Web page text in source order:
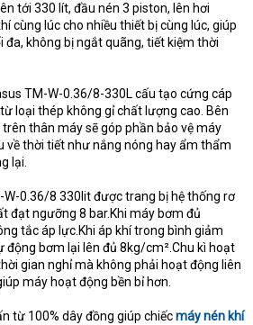
tới 330 lít, đầu nén 3 piston, lên hơi
cùng lúc cho nhiều thiết bị cùng lúc, giúp
đa, không bị ngắt quãng, tiết kiệm thời
TM-W-0.36/8-330L cấu tạo cứng cáp
loại thép không gỉ chất lượng cao. Bên
thân máy sẽ góp phần bảo vệ máy
về thời tiết như nắng nóng hay ẩm thẩm
lại.
W-0.36/8 330lit được trang bị hệ thống rơ
đạt ngưỡng 8 bar.Khi máy bơm đủ
tắc áp lực.Khi áp khí trong bình giảm
động bơm lại lên đủ 8kg/cm².Chu kì hoạt
gian nghỉ mà không phải hoạt động liên
máy hoạt động bền bỉ hơn.
từ 100% dây đồng giúp chiếcmáy nén khí